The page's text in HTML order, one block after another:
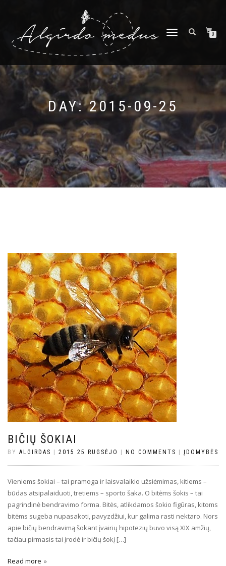
TOGGLE
0
DAY:2015-09-25
BIČIŲ ŠOKIAI
BY ALGIRDAS 2015 25 RUGSĖJO NO COMMENTS ĮDOMYBĖS
Vieniems šokiai – tai pramoga ir laisvalaikio užsiėmimas, kitiems –
būdas atsipalaiduoti, tretiems – sporto šaka. O bitėms šokis – tai
pagrindinė bendravimo forma. Bitės, atlikdamos šokio figūras, kitoms
bitėms sugeba nupasakoti, pavyzdžiui, kur galima rasti nektaro. Nors
apie bičių bendravimą šokant įvairių hipotezių buvo visą XIX amžių,
tačiau pirmasis tai įrodė ir bičių šokį […]
Read more